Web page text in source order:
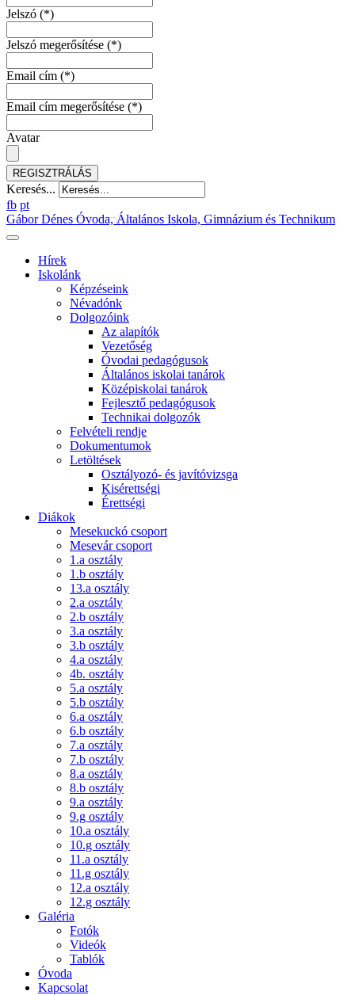
Jelszó (*)
Jelszó megerősítése (*)
Email cím (*)
Email cím megerősítése (*)
Avatar
REGISZTRÁLÁS
Keresés...
fb pt
Gábor Dénes Óvoda, Általános Iskola, Gimnázium és Technikum
Hírek
Iskolánk
Képzéseink
Névadónk
Dolgozóink
Az alapítók
Vezetőség
Óvodai pedagógusok
Általános iskolai tanárok
Középiskolai tanárok
Fejlesztő pedagógusok
Technikai dolgozók
Felvételi rendje
Dokumentumok
Letöltések
Osztályozó- és javítóvizsga
Kisérettségi
Érettségi
Diákok
Mesekuckó csoport
Mesevár csoport
1.a osztály
1.b osztály
13.a osztály
2.a osztály
2.b osztály
3.a osztály
3.b osztály
4.a osztály
4b. osztály
5.a osztály
5.b osztály
6.a osztály
6.b osztály
7.a osztály
7.b osztály
8.a osztály
8.b osztály
9.a osztály
9.g osztály
10.a osztály
10.g osztály
11.a osztály
11.g osztály
12.a osztály
12.g osztály
Galéria
Fotók
Videók
Tablók
Óvoda
Kapcsolat